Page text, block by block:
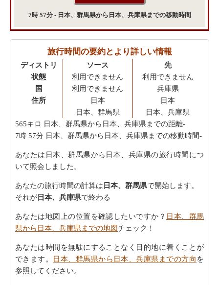
7時 57分 - 日本、群馬県から日本、兵庫県までの移動時間
旅行時間の要約とより詳しい情報
ディストリ
状態
国
住所
ソース
利用できません
利用できません
日本
日本、群馬県
先
利用できません
兵庫県
日本
日本、兵庫県
565キロ 日本、群馬県から日本、兵庫県までの距離-
7時 57分 日本、群馬県から日本、兵庫県までの移動時間-
あなたは日本、群馬県から日本、兵庫県の旅行時間につ
いて照会しました。
あなたの旅行時間の計算は 日本、群馬県で開始します。
それが 日本、兵庫県で終わる
あなたは地図上の位置を確認したいですか？ 日本、群馬
県から日本、兵庫県までの地図チェック！
あなたは時間を無駄にすることなく目的地に着くことが
できます。
日本、群馬県から日本、兵庫県までの方向 を
参照してください。